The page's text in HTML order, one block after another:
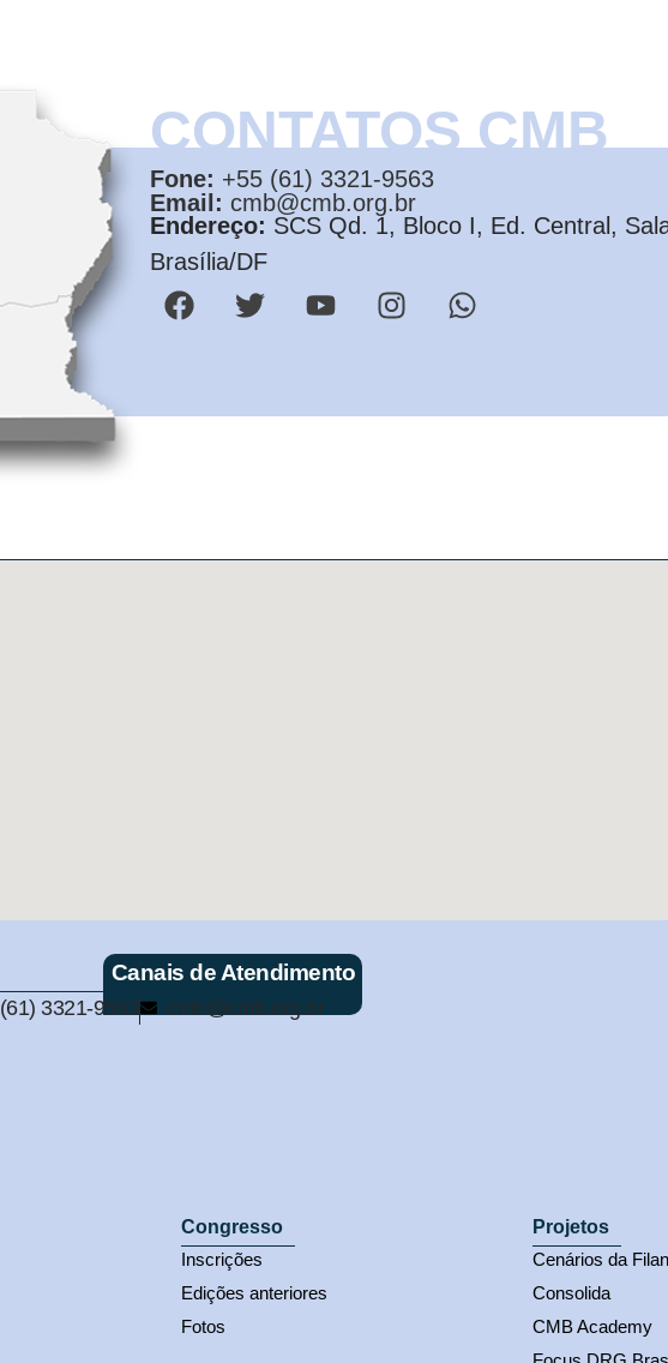
CONTATOS CMB
Fone: +55 (61) 3321-9563
Email: cmb@cmb.org.br
Endereço: SCS Qd. 1, Bloco I, Ed. Central,
Brasília/DF
Canais de Atendimento
(61) 3321-9563 cmb@cmb.org.br
Congresso
Inscrições
Edições anteriores
Fotos
Projetos
Cenários da
Consolida
CMB Academy